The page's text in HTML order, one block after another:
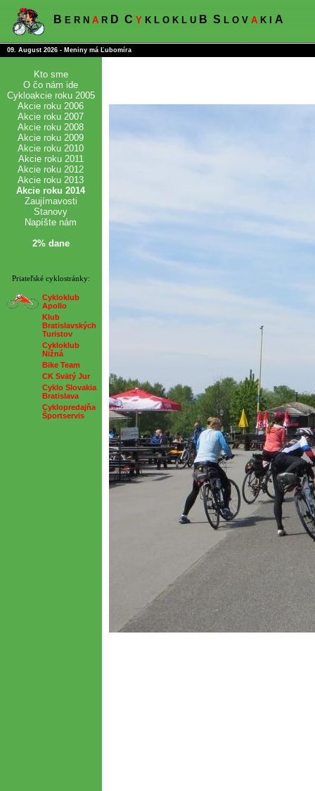
B E R N A R D C Y K L O K L U B S L O V A K I A
09. August 2026 - Meniny má Ľubomíra
Kto sme
O čo nám ide
Cykloakcie roku 2005
Akcie roku 2006
Akcie roku 2007
Akcie roku 2008
Akcie roku 2009
Akcie roku 2010
Akcie roku 2011
Akcie roku 2012
Akcie roku 2013
Akcie roku 2014
Zaujímavosti
Stanovy
Napíšte nám
2% dane
Priateľské cyklostránky:
Cykloklub
Apollo
Klub
Bratislavských
Turistov
Cykloklub
Nižná
Bike Team
CK Svätý Jur
Cyklo Slovakia
Bratislava
Cyklopredajňa
Športservis